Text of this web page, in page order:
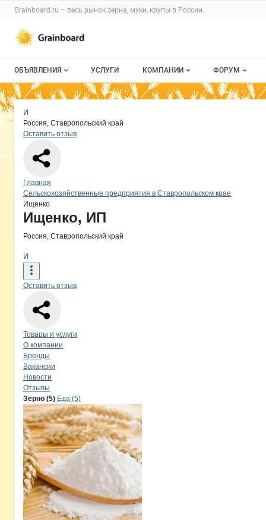
Раздел навигации по сайту
Grainboard.ru – весь рынок зерна, муки, крупы в России.
Авторизация и меню пользователя
Навигация по разделам сайта grainboard.ru
ОБЪЯВЛЕНИЯ
Все объявления
Мои объявления
УСЛУГИ КОМПАНИИ
О каталоге компаний
ФОРУМ
Все темы
Страница компании
Страница компании
Краткая информация о компании
И
Россия, Ставропольский край
Оставить отзыв
Навигация по сайту
Главная
Сельскохозяйственные предприятия в Ставропольском крае
Ищенко
Основная информация о компании
Ищенко, ИП
Россия, Ставропольский край
И
Оставить отзыв
Навигация по странице
Товары и услуги
О компании
Бренды
Вакансии
Новости
Отзывы
ПродукцияИщенко, ИП
Навигация по продуктам
Зерно (5) Еда (5)